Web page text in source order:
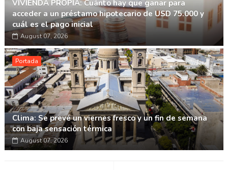
VIVIENDA PROPIA: Cuánto hay que ganar para
acceder a un préstamo hipotecario de USD 75.000 y
cuál es el pago inicial
August 07, 2026
Portada
Clima: Se prevé un viernes fresco y un fin de semana
con baja sensación térmica
August 07, 2026